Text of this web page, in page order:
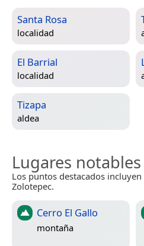
Santa Rosa
localidad
El Barrial
localidad
Tizapa
aldea
Lugares
Los puntos destacados
Zolotepec.
Cerro El Gallo
montaña